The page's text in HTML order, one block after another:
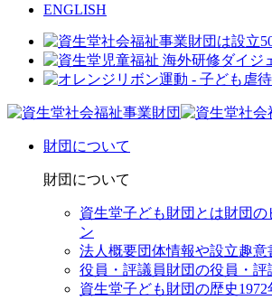
ENGLISH
財団について
財団について
資生堂子ども財団とは財団の
ン
法人概要団体情報や設立趣
役員・評議員財団の役員・評
資生堂子ども財団の歴史